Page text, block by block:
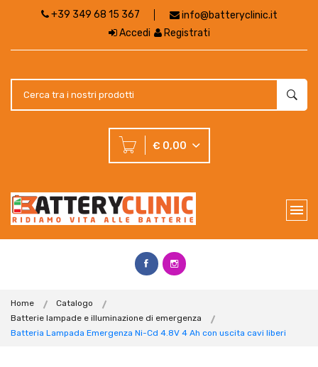
+39 349 68 15 367
info@batteryclinic.it
Accedi
Registrati
€ 0,00
Home
Catalogo
Batterie lampade e illuminazione di emergenza
Batteria Lampada Emergenza Ni-Cd 4.8V 4 Ah con uscita cavi liberi